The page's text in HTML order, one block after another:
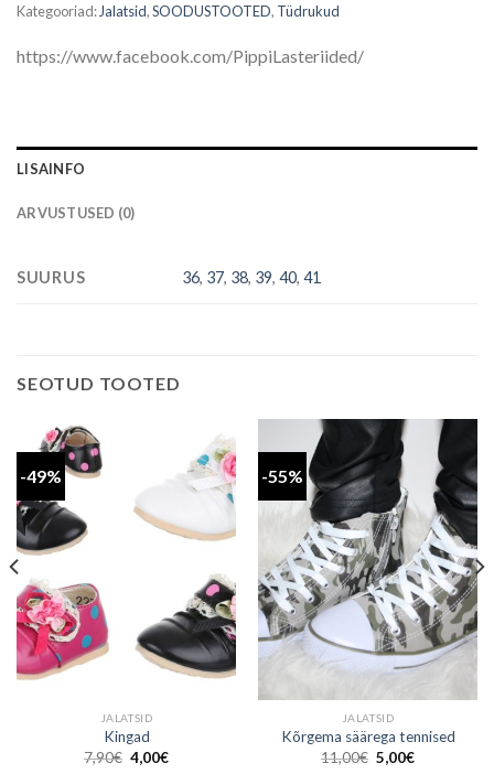
Kategooriad: Jalatsid,SOODUSTOOTED, Tüdrukud
https://www.facebook.com/PippiLasteriided/
LISAINFO
ARVUSTUSED (0)
SUURUS 36, 37, 38, 39,40,41
SEOTUD TOOTED
-49%
JALATSID
Kingad
7,90€ Algne
hind
4,00€Praegune
-55%
JALATSID
Kõrgema säärega tennised
11,00€ Algne
hind
5,00€Praegune